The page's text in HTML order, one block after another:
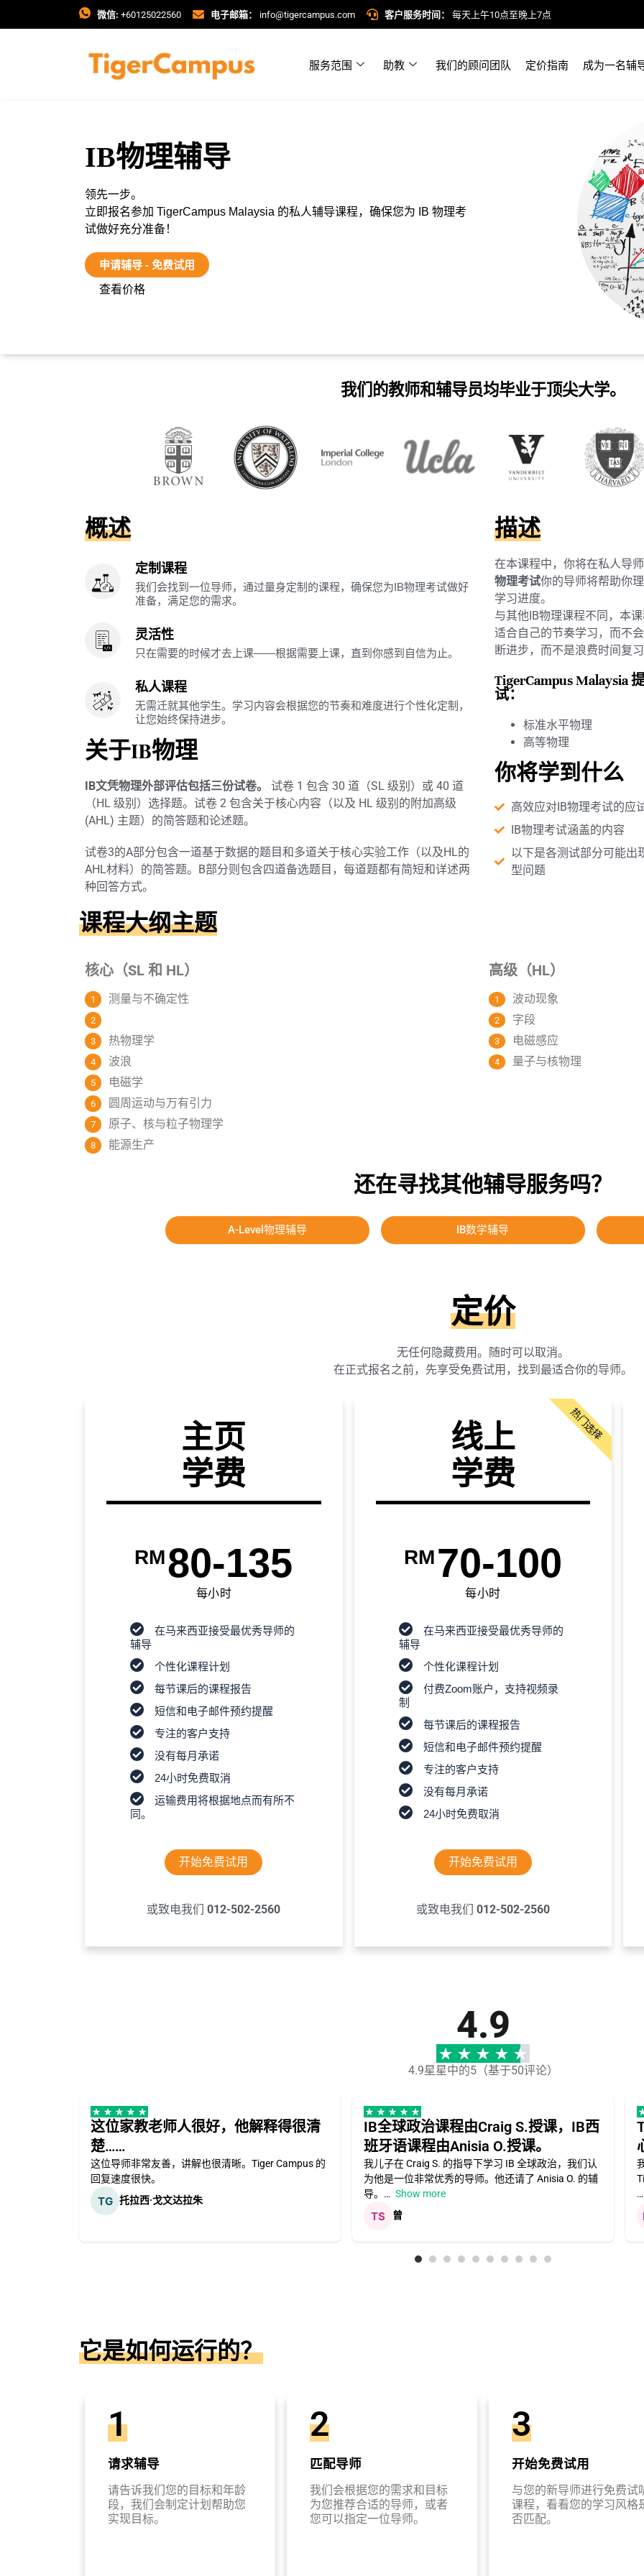
微信: +60125022560 电子邮箱： info@tigercampus.com 客户服务时间： 每天上午10点至晚上7点
服务范围 助教 我们的顾问团队 定价指南 成为一名辅
IB物理辅导
领先一步。
立即报名参加 TigerCampus Malaysia 的私人辅导课程，确保您为 IB 物理考
试做好充分准备！
申请辅导 - 免费试用
查看价格
我们的教师和辅导员均毕业于顶尖大学。
概述
定制课程
我们会找到一位导师，通过量身定制的课程，确保您为IB物理考试做好
准备，满足您的需求。
灵活性
只在需要的时候才去上课——根据需要上课，直到你感到自信为止。
私人课程
无需迁就其他学生。学习内容会根据您的节奏和难度进行个性化定制，
让您始终保持进步。
关于IB物理
IB文凭物理外部评估包括三份试卷。
试卷 1 包含 30 道（SL 级别）或 40 道
（HL 级别）选择题。试卷 2 包含关于核心内容（以及 HL 级别的附加高级
(AHL) 主题）的简答题和论述题。
试卷3的A部分包含一道基于数据的题目和多道关于核心实验工作（以及HL的
AHL材料）的简答题。B部分则包含四道备选题目，每道题都有简短和详述两
种回答方式。
描述
在本课程中，你将在私人导
物理考试你的导师将帮助你
学习进度。
与其他IB物理课程不同，本
适合自己的节奏学习，而不
断进步，而不是浪费时间复
TigerCampus Malaysia
试：
标准水平物理
高等物理
你将学到什么
高效应对IB物理考试的应
IB物理考试涵盖的内容
以下是各测试部分可能出
型问题
课程大纲主题
核心（SL 和 HL）
测量与不确定性
热物理学
波浪
电磁学
圆周运动与万有引力
原子、核与粒子物理学
能源生产
高级（HL）
波动现象
字段
电磁感应
量子与核物理
还在寻找其他辅导服务吗？
A-Level物理辅导 IB数学辅导
定价
无任何隐藏费用。随时可以取消。
在正式报名之前，先享受免费试用，找到最适合你的导师。
主页
学费
RM80-135
每小时
在马来西亚接受最优秀导师的
辅导
个性化课程计划
每节课后的课程报告
短信和电子邮件预约提醒
专注的客户支持
没有每月承诺
24小时免费取消
运输费用将根据地点而有所不
同。
开始免费试用
或致电我们012-502-2560
线上
学费
RM70-100
每小时
在马来西亚接受最优秀导师的
辅导
个性化课程计划
付费Zoom账户，支持视频录
制
每节课后的课程报告
短信和电子邮件预约提醒
专注的客户支持
没有每月承诺
24小时免费取消
开始免费试用
或致电我们 012-502-2560
热门选择
4.9
4.9星星中的5（基于50评论）
这位家教老师人很好，他解释得很清
楚……
这位导师非常友善，讲解也很清晰。Tiger Campus 的
回复速度很快。
托拉西·戈文达拉朱
IB全球政治课程由Craig S.授课，IB西
班牙语课程由Anisia O.授课。
我儿子在 Craig S. 的指导下学习 IB 全球政治，我们认
为他是一位非常优秀的导师。他还请了 Anisia O. 的辅
导。
Show more
曾
它是如何运行的？
1
请求辅导
请告诉我们您的目标和年龄
段，我们会制定计划帮助您
实现目标。
2
匹配导师
我们会根据您的需求和目标
为您推荐合适的导师，或者
您可以指定一位导师。
3
开始免费试用
与您的新导师进行免费试
课程，看看您的学习风格
否匹配。